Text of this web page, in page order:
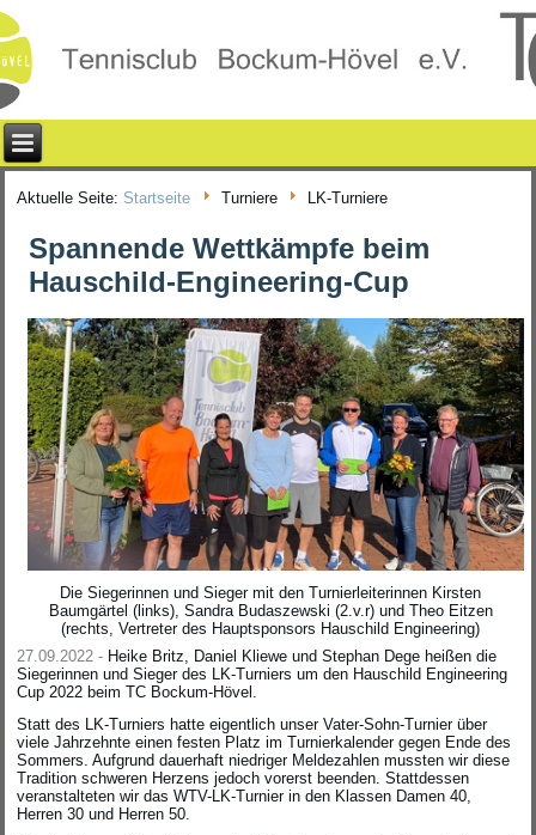
Aktuelle Seite: Startseite Turniere LK-Turniere
Spannende Wettkämpfe beim
Hauschild-Engineering-Cup
Die Siegerinnen und Sieger mit den Turnierleiterinnen Kirsten
Baumgärtel (links), Sandra Budaszewski (2.v.r) und Theo Eitzen
(rechts, Vertreter des Hauptsponsors Hauschild Engineering)
27.09.2022 - Heike Britz, Daniel Kliewe und Stephan Dege heißen die
Siegerinnen und Sieger des LK-Turniers um den Hauschild Engineering
Cup 2022 beim TC Bockum-Hövel.
Statt des LK-Turniers hatte eigentlich unser Vater-Sohn-Turnier über
viele Jahrzehnte einen festen Platz im Turnierkalender gegen Ende des
Sommers. Aufgrund dauerhaft niedriger Meldezahlen mussten wir diese
Tradition schweren Herzens jedoch vorerst beenden. Stattdessen
veranstalteten wir das WTV-LK-Turnier in den Klassen Damen 40,
Herren 30 und Herren 50.